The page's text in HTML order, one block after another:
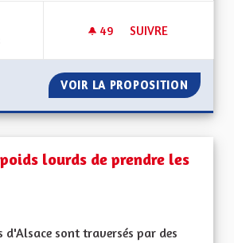
49 49 ABONNÉS
SUIVRE
VOIR LA PROPOSITION
lourds de prendre les
d'Alsace sont traversés par des